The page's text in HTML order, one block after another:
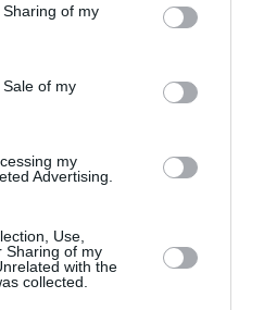
of my
of my
my
Advertising.
Use,
Sharing of my
with the
collected.
στο Gazi Live
ΜΟΥΣΙΚΗ / LIVE REVIEWS